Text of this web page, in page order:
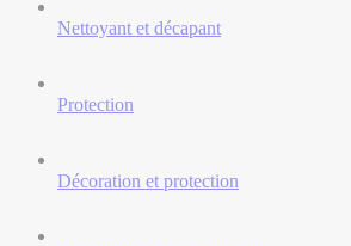
Nettoyant et décapant
Protection
Décoration et protection